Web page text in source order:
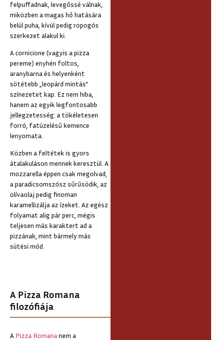
felpuffadnak, levegőssé válnak,
miközben a magas hő hatására
belül puha, kívül pedig ropogós
szerkezet alakul ki.
A cornicione (vagyis a pizza
pereme) enyhén foltos,
aranybarna és helyenként
sötétebb „leopárd mintás”
színezetet kap. Ez nem hiba,
hanem az egyik legfontosabb
jellegzetesség: a tökéletesen
forró, fatüzelésű kemence
lenyomata.
Közben a feltétek is gyors
átalakuláson mennek keresztül. A
mozzarella éppen csak megolvad,
a paradicsomszósz sűrűsödik, az
olívaolaj pedig finoman
karamellizálja az ízeket. Az egész
folyamat alig pár perc, mégis
teljesen más karaktert ad a
pizzának, mint bármely más
sütési mód.
A Pizza Romana
filozófiája
A Pizza Romananem a